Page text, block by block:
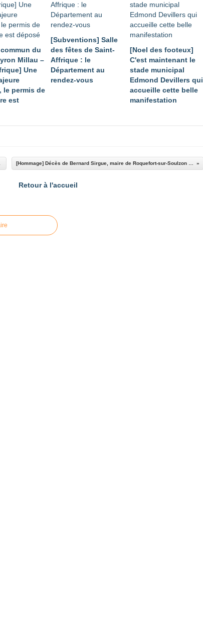
du
Millau –
Une
le permis de
est
[Subventions] Salle
des fêtes de Saint-
Affrique : le
Département au
rendez-vous
[Noel des footeux]
C'est maintenant le
stade municipal
Edmond Devillers qui
accueille cette belle
manifestation
Retour à l'accueil